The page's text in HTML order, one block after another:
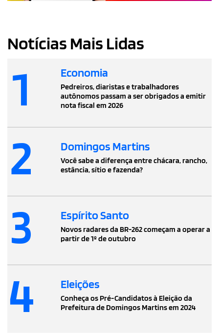
Notícias Mais Lidas
1 Economia
Pedreiros, diaristas e trabalhadores
autônomos passam a ser obrigados a emitir
nota fiscal em 2026
2 Domingos Martins
Você sabe a diferença entre chácara, rancho,
estância, sítio e fazenda?
3 Espírito Santo
Novos radares da BR-262 começam a operar a
partir de 1º de outubro
4 Eleições
Conheça os Pré-Candidatos à Eleição da
Prefeitura de Domingos Martins em 2024